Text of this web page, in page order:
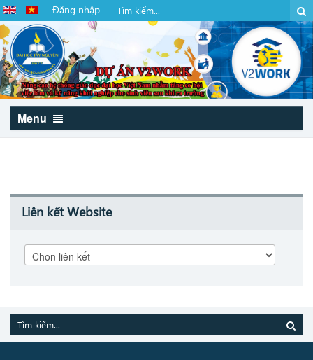
Đăng nhập
Menu
Liên kết Website